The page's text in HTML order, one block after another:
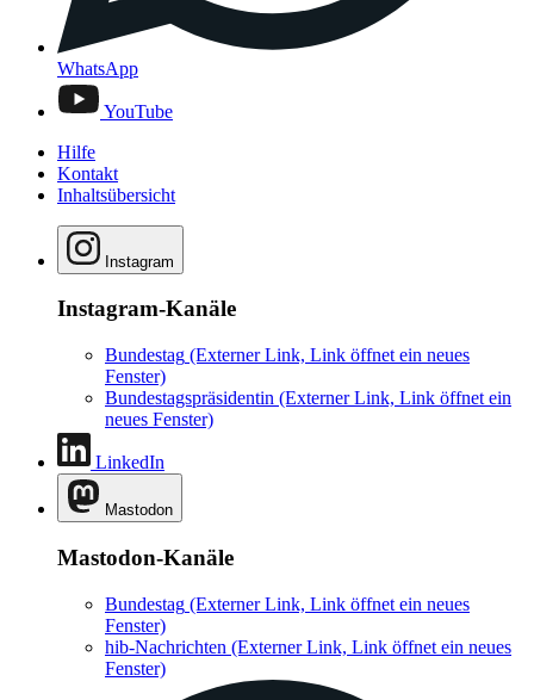
WhatsApp
YouTube
Hilfe
Kontakt
Inhaltsübersicht
Instagram
Instagram-Kanäle
Bundestag (Externer Link, Link öffnet ein neues
Fenster)
Bundestagspräsidentin (Externer Link, Link öffnet ein
neues Fenster)
LinkedIn
Mastodon
Mastodon-Kanäle
Bundestag (Externer Link, Link öffnet ein neues
Fenster)
hib-Nachrichten (Externer Link, Link öffnet ein neues
Fenster)